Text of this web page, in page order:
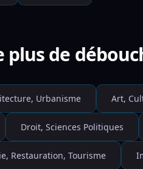
plus de
Urbanisme Art,
Droit, Sciences Politiques
Restauration, Tourisme